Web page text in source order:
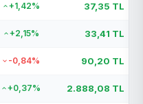
+1,42% 37,35 TL
+2,15% 33,41 TL
-0,84% 90,20 TL
+0,37% 2.888,08 TL